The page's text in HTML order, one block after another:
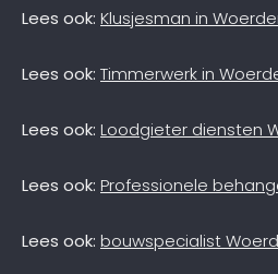
Lees ook: Klusjesman in
Lees ook: Timmerwerk in
Lees ook: Loodgieter diensten
Lees ook: Professionele
Lees ook: bouwspecialist